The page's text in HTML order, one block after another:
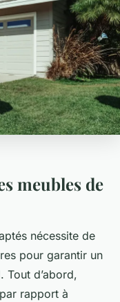
meubles de
nécessite de
pour garantir un
Tout d’abord,
par rapport à